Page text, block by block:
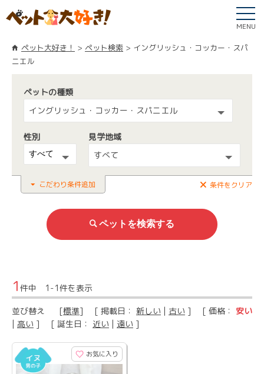
MENU
ペット大好き！ ペット検索
イングリッシュ・コッカー・スパ
ニエル
ペットの種類
イングリッシュ・コッカー・スパニエル
性別
見学地域
すべて
こだわり条件追加 条件をクリア
1 件中 1-1件を表示
並び替え [標準] [ 掲載日： 新しい | 古い ] [ 価格： 安い
| 高い ] [ 誕生日： 近い | 遠い ]
お気に入り